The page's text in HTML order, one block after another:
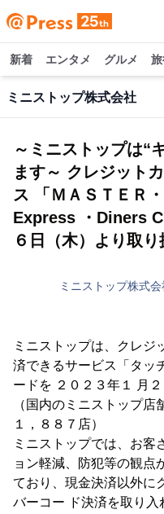
新着 エンタメ グルメ
ミニストップ株式会社
～ミニストップは“
ます～ クレジット
ス 「ＭＡＳＴＥＲ
Express ・Diners
６日（木）より取
ミニストップ株式会
ミニストップは、クレジ
済できるサービス「タッ
ードを ２０２３年１ 月
（国内のミニストップ店
１，８８７店）
ミニストップでは、お客
ョン軽減、防犯等の観点
ており、現金決済以外に
バーコー ド決済を取り入